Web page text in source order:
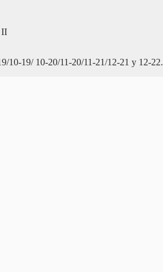
II
10-19/ 10-20/11-20/11-21/12-21 y 12-22.